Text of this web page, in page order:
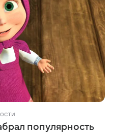
популярность